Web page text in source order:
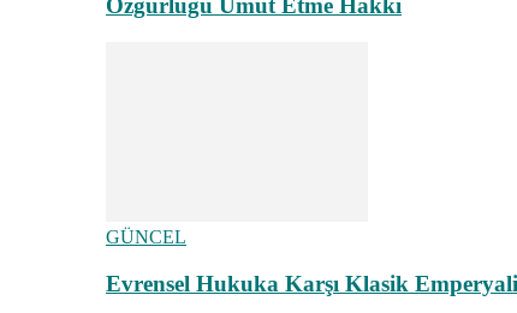
Özgürlüğü Umut Etme Hakkı
GÜNCEL
Evrensel Hukuka Karşı Klasik